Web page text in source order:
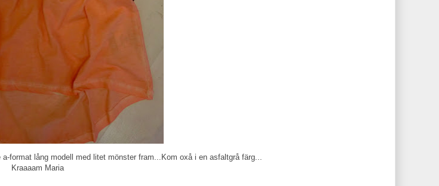
format lång modell med litet mönster fram...Kom oxå i en asfaltgrå färg...
Kraaaam Maria